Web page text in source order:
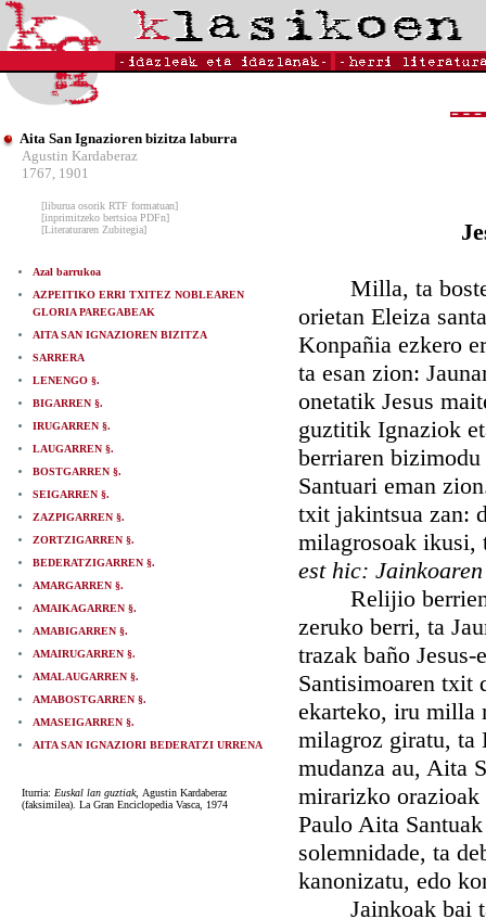
Aita San Ignazioren bizitza laburra
Agustin Kardaberaz
1767, 1901
[liburua osorik RTF formatuan]
[inprimitzeko bertsioa PDFn]
[Literaturaren Zubitegia]
Azal barrukoa
AZPEITIKO ERRI TXITEZ NOBLEAREN
GLORIA PAREGABEAK
AITA SAN IGNAZIOREN BIZITZA
SARRERA
LENENGO §.
BIGARREN §.
IRUGARREN §.
LAUGARREN §.
BOSTGARREN §.
SEIGARREN §.
ZAZPIGARREN §.
ZORTZIGARREN §.
BEDERATZIGARREN §.
AMARGARREN §.
AMAIKAGARREN §.
AMABIGARREN §.
AMAIRUGARREN §.
AMALAUGARREN §.
AMABOSTGARREN §.
AMASEIGARREN §.
AITA SAN IGNAZIORI BEDERATZI URRENA
Iturria: Euskal lan guztiak, Agustin Kardaberaz
(faksimilea). La Gran Enciclopedia Vasca, 1974
Milla, ta
orietan Eleiza
Konpañia ezkero
ta esan zion:
onetatik Jesus
guztitik Ignaziok
berriaren
Santuari eman
txit jakintsua zan:
milagrosoak ikusi,
est hic:
Relijio berrien
zeruko berri, ta
trazak baño
Santisimoaren txit
ekarteko, iru milla
milagroz giratu, ta
mudanza au, Aita
mirarizko
Paulo Aita
solemnidade, ta
kanonizatu, edo
Jainkoak bai ta